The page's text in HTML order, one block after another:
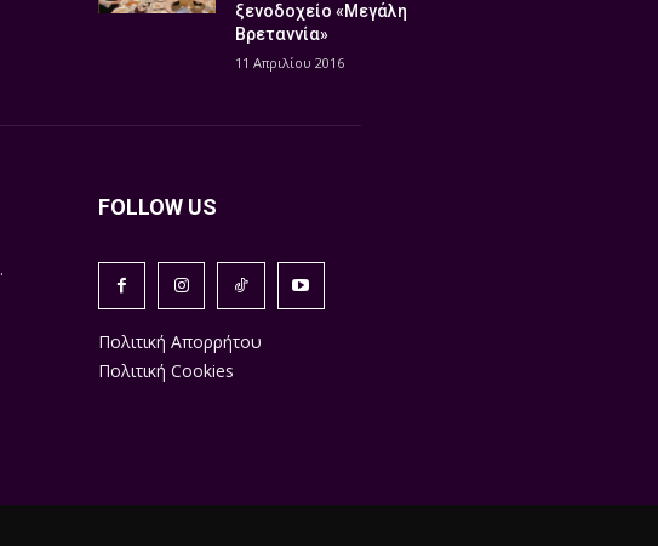
ξενοδοχείο «Μεγάλη
Βρεταννία»
11 Απριλίου 2016
FOLLOW US
Πολιτική Απορρήτου
Πολιτική Cookies